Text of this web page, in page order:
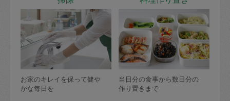
お家のキレイを保って健や
かな毎日を
当日分の食事から数日分の
作り置きまで